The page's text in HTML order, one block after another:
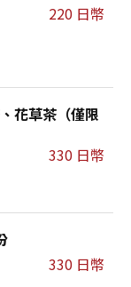
220 日幣
花草茶（僅限
330 日幣
330 日幣